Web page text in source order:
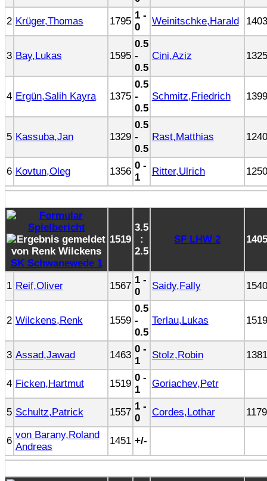
2 Krüger,Thomas 1795
1 -
0
Weinitschke,Harald 1403
3 Bay,Lukas 1595
0.5
-
0.5
Cini,Aziz 1325
4 Ergün,Salih Kayra 1375
0.5
-
0.5
Schmitz,Friedrich 1399
5 Kassuba,Jan 1329
0.5
-
0.5
Rast,Matthias 1240
6 Kovtun,Oleg 1356
0 -
1
Ritter,Ulrich 1250
SK Schwanewede 1
1519
3.5
:
2.5
SF LHW 2 1405
1 Reif,Oliver 1567
1 -
0
Saidy,Fally 1540
2 Wilckens,Renk 1559
0.5
-
0.5
Terlau,Lukas 1519
3 Assad,Jawad 1463
0 -
1
Stolz,Robin 1381
4 Ficken,Hartmut 1519
0 -
1
Goriachev,Petr
5 Schultz,Patrick 1557
1 -
0
Cordes,Lothar 1179
6
von Barany,Roland
Andreas
1451 +/-